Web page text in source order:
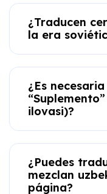
¿Traducen
la era
¿Es
ilovasi)?
¿Puedes
mezclan
página?